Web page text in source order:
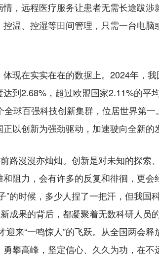
，远程医疗服务让患者无需长途跋
控温、控湿等田间管理，只需一台电
在实实在在的数据上。2024年，我
到2.68%，超过欧盟国家2.11%的平
全球百强科技创新集群，位居世界第
以创新为强劲驱动，加速驶向全新的
漫漫亦灿灿。创新是对未知的探索
阻力，会有许多的反复和徘徊，更
”的时候，多少人捏了一把汗，但我
成果的背后，都凝聚着无数科研人
迎来“一鸣惊人”的飞跃。从全国两会
攀高峰，坚定信心、久久为功，在